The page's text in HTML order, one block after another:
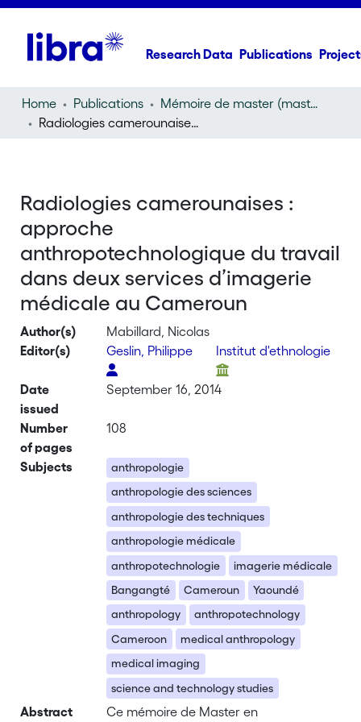
Research Data Publications
Home Publications
Mémoire de master (master thesis)
Radiologies camerounaises : approche anthropotechnologique du travail dans deux services d’imagerie médicale au Cameroun
Radiologies camerounaises :
approche
anthropotechnologique du travail
dans deux services d’imagerie
médicale au Cameroun
Author(s)
Mabillard, Nicolas
Editor(s)
Geslin, Philippe Institut d'ethnologie
Date
issued
September 16, 2014
Number
of pages
108
Subjects
anthropologie
anthropologie des sciences
anthropologie des techniques
anthropologie médicale
anthropotechnologie
imagerie médicale
Bangangté
Cameroun
Yaoundé
anthropology
anthropotechnology
Cameroon
medical anthropology
medical imaging
science and technology studies
Abstract
Ce mémoire de Master en